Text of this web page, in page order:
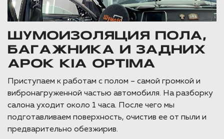
ШУМОИЗОЛЯЦИЯ ПОЛА,
БАГАЖНИКА И ЗАДНИХ
АРОК KIA OPTIMA
Приступаем к работам с полом – самой громкой и
вибронагруженной частью автомобиля. На разборку
салона уходит около 1 часа. После чего мы
подготавливаем поверхность, очистив ее от пыли и
предварительно обезжирив.